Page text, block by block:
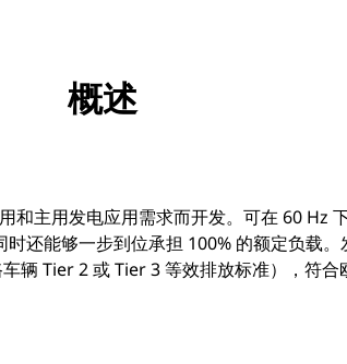
展示
概述
和主用发电应用需求而开发。可在 60 Hz
还能够一步到位承担 100% 的额定负载
辆 Tier 2 或 Tier 3 等效排放标准），符